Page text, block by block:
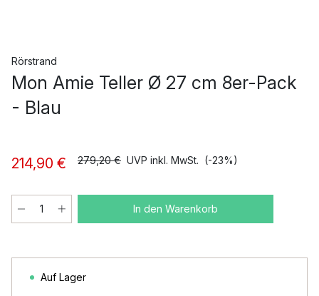
Rörstrand
Mon Amie Teller Ø 27 cm 8er-Pack
- Blau
214,90 € 279,20 € UVP inkl. MwSt. (-23%)
In den Warenkorb
Auf Lager